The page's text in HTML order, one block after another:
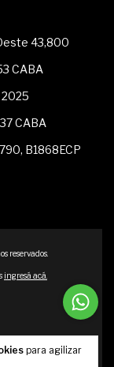
para agilizar
43,800
CABA
2025
CABA
B1868ECP
reservados.
ingresá acá.